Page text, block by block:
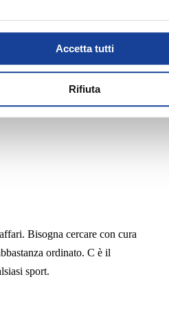
Accetta tutti
Rifiuta
a Gianmarco che mi ha
Bisogna cercare con cura
ordinato. C è il
sport.